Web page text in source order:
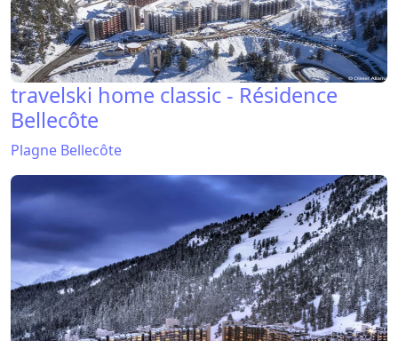
travelski home classic - Résidence
Bellecôte
Plagne Bellecôte